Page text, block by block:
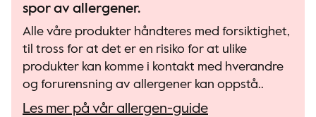
spor av allergener.
Alle våre produkter håndteres med forsiktighet,
til tross for at det er en risiko for at ulike
produkter kan komme i kontakt med hverandre
og forurensning av allergener kan oppstå..
Les mer på vår allergen-guide